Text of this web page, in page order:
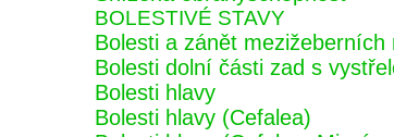
BOLESTIVÉ STAVY
Bolesti a zánět
Bolesti dolní části zad s
Bolesti hlavy
Bolesti hlavy (Cefalea)